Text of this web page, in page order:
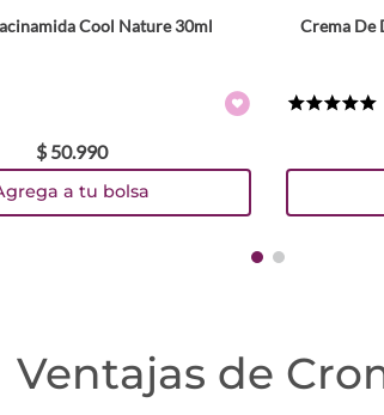
Cool Nature 30ml
$ 50.990
a tu bolsa
Crema De
Ventajas de